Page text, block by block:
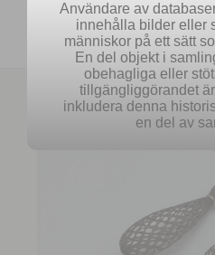
Easy
Användare av
innehålla bilder eller
människor på ett sätt
En del objekt i
obehagliga eller
tillgängliggörandet
inkludera denna
en del av